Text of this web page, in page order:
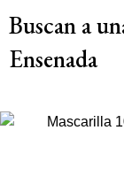
Buscan a
Ensenada